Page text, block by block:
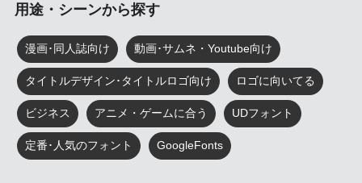
用途・シーンから探す
漫画･同人誌向け 動画･サムネ・Youtube向け
タイトルデザイン･タイトルロゴ向け ロゴに向いてる
ビジネス アニメ・ゲームに合う UDフォント
定番･人気のフォント GoogleFonts